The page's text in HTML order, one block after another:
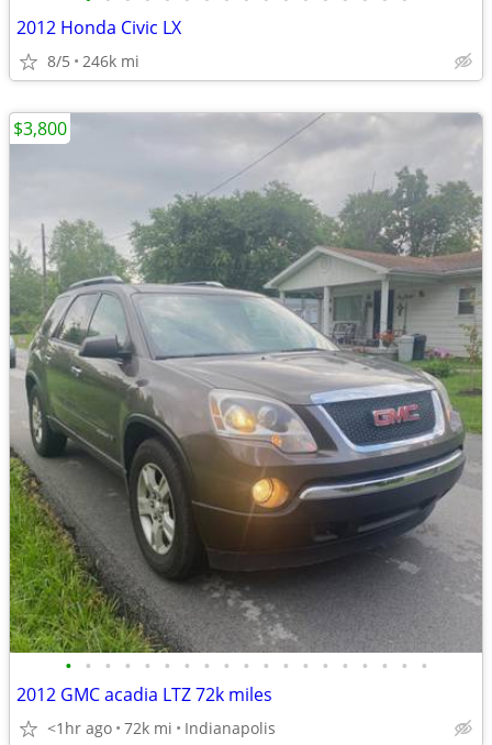
2012 Honda Civic LX
8/5 246k mi
• • • • • • • • • • • • • • • • • • •
2012 GMC acadia LTZ 72k miles
<1hr ago 72k mi Indianapolis
$3,800